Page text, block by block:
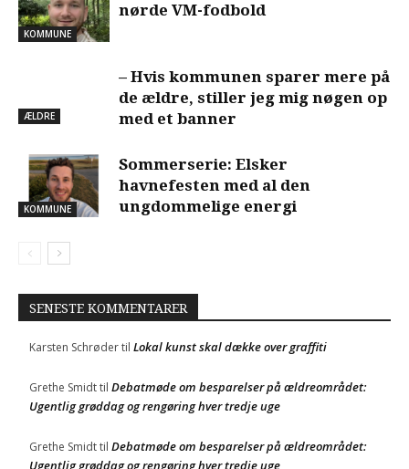
KOMMUNE
nørde VM-fodbold
ÆLDRE
– Hvis kommunen sparer mere på
de ældre, stiller jeg mig nøgen op
med et banner
KOMMUNE
Sommerserie: Elsker
havnefesten med al den
ungdommelige energi
SENESTE KOMMENTARER
Karsten Schrødertil Lokal kunst skal dække over graffiti
Grethe Smidttil Debatmøde om besparelser på ældreområdet:
Ugentlig grøddag og rengøring hver tredje uge
Grethe Smidttil Debatmøde om besparelser på ældreområdet:
Ugentlig grøddag og rengøring hver tredje uge